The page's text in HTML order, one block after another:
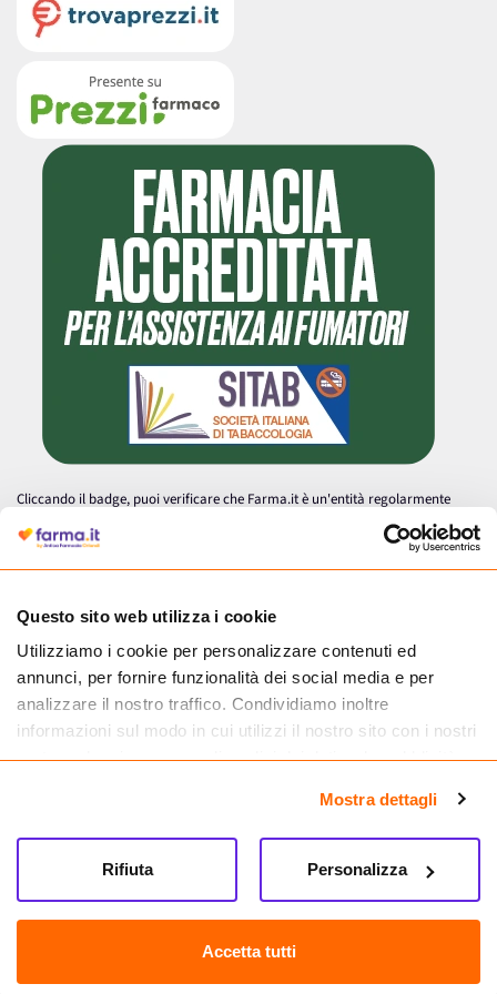
Questo sito web utilizza i cookie
Utilizziamo i cookie per personalizzare contenuti ed
annunci, per fornire funzionalità dei social media e per
analizzare il nostro traffico. Condividiamo inoltre
informazioni sul modo in cui utilizzi il nostro sito con i nostri
partner che si occupano di analisi dei dati web, pubblicità e
informazioni che hai fornito loro o che hanno raccolto dal
tuo utilizzo dei loro servizi.
Mostra dettagli
Accetta tutti
Personalizza
Rifiuta
Cliccando il badge, puoi verificare che Farma.it è un'entità regolarmente
autorizzata dal Ministero della Salute a effettuare la vendita online di
medicinali.
Farma.it S.a.s. P. IVA 07417261216 REA: NA-884088
CREDITS
Sede legale Via delle Repubbliche Marinare 128, 80147 Napoli